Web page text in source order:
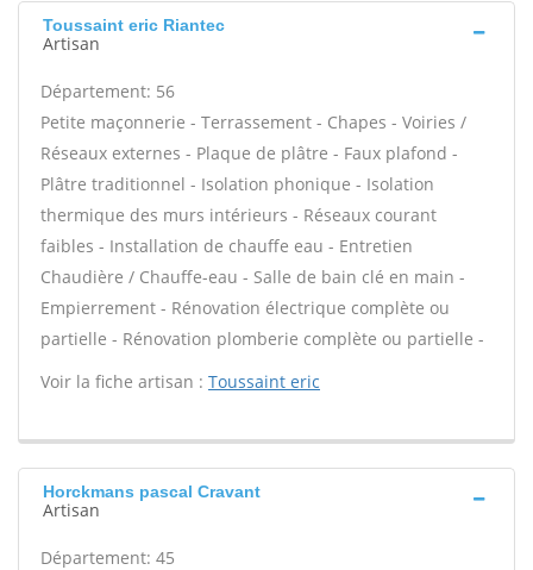
Toussaint eric Riantec
Artisan
Département: 56
Petite maçonnerie - Terrassement - Chapes - Voiries /
Réseaux externes - Plaque de plâtre - Faux plafond -
Plâtre traditionnel - Isolation phonique - Isolation
thermique des murs intérieurs - Réseaux courant
faibles - Installation de chauffe eau - Entretien
Chaudière / Chauffe-eau - Salle de bain clé en main -
Empierrement - Rénovation électrique complète ou
partielle - Rénovation plomberie complète ou partielle -
Voir la fiche artisan : Toussaint eric
Horckmans pascal Cravant
Artisan
Département: 45